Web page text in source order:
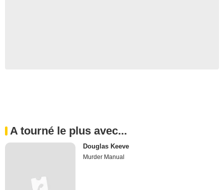
A tourné le plus avec...
Douglas Keeve
Murder Manual